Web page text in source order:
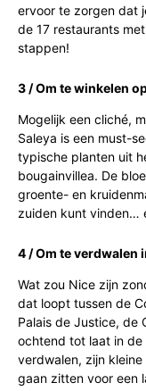
ervoor te zorgen dat
de 17 restaurants
stappen!
3 / Om te winkelen
Mogelijk een cliché,
Saleya is een must-
typische planten uit
bougainvillea. De
groente- en
zuiden kunt vinden…
4 / Om te verdwalen
Wat zou Nice zijn
dat loopt tussen de
Palais de Justice, de
ochtend tot laat in de
verdwalen, zijn
gaan zitten voor een